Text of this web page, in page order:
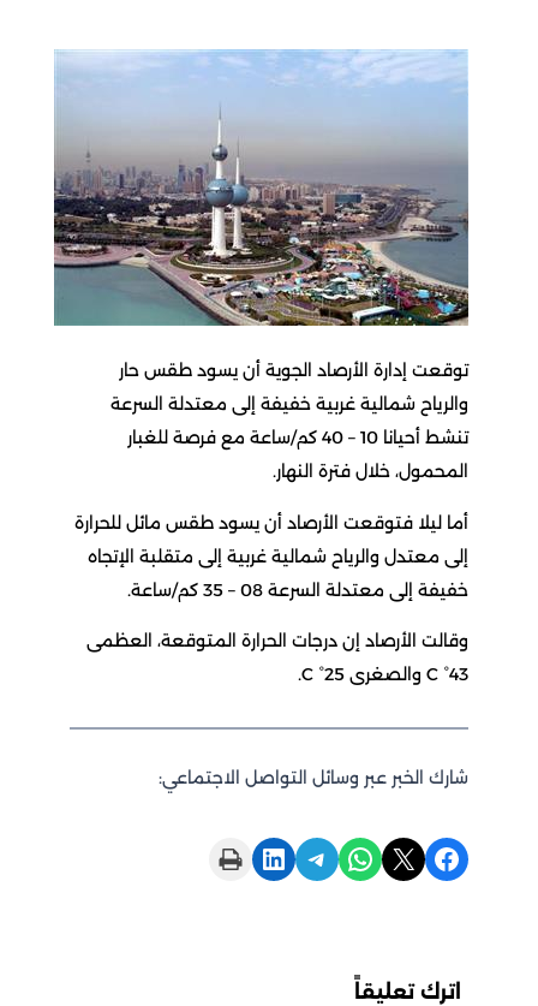
توقعت إدارة الأرصاد الجوية أن يسود طقس حار
والرياح شمالية غربية خفيفة إلى معتدلة السرعة
تنشط أحيانا 10 – 40 كم/ساعة مع فرصة للغبار
المحمول، خلال فترة النهار.
أما ليلا فتوقعت الأرصاد أن يسود طقس مائل للحرارة
إلى معتدل والرياح شمالية غربية إلى متقلبة الإتجاه
خفيفة إلى معتدلة السرعة 08 – 35 كم/ساعة.
وقالت الأرصاد إن درجات الحرارة المتوقعة، العظمى
43° C والصغرى 25° C.
شارك الخبر عبر وسائل التواصل الاجتماعي:
Share on Facebook
Share on X
Share on WhatsApp
Share on Telegram
Share on LinkedIn
Print this Page
اترك تعليقاً